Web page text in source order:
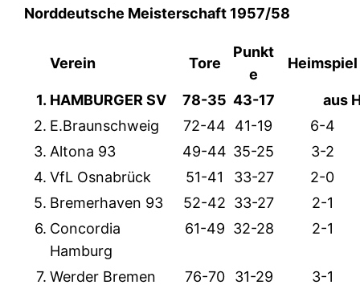
Norddeutsche Meisterschaft 1957/58
Verein Tore
Punkt
e
Heimspiel
1. HAMBURGER SV 78-35 43-17
aus
2. E.Braunschweig 72-44 41-19
6-4
3. Altona 93 49-44 35-25
3-2
4. VfL Osnabrück 51-41 33-27
2-0
5. Bremerhaven 93 52-42 33-27
2-1
6. Concordia
Hamburg
61-49 32-28 2-1
7. Werder Bremen 76-70 31-29
3-1